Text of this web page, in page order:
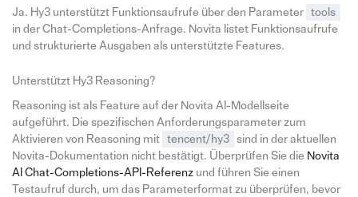
Ja. Hy3 unterstützt Funktionsaufrufe über den Parameter tools
in der Chat-Completions-Anfrage. Novita listet Funktionsaufrufe
und strukturierte Ausgaben als unterstützte Features.
Unterstützt Hy3 Reasoning?
Reasoning ist als Feature auf der Novita AI-Modellseite
aufgeführt. Die spezifischen Anforderungsparameter zum
Aktivieren von Reasoning mit tencent/hy3
sind in der aktuellen
Novita-Dokumentation nicht bestätigt. Überprüfen Sie die Novita
AI Chat-Completions-API-Referenzund führen Sie einen
Testaufruf durch, um das Parameterformat zu überprüfen, bevor